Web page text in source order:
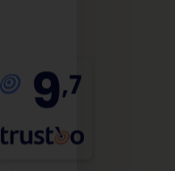
9,7